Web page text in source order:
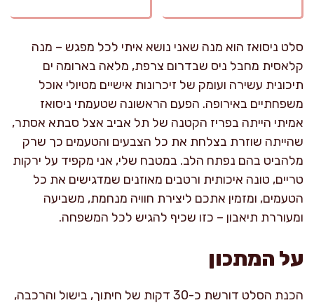
סלט ניסואז הוא מנה שאני נושא איתי לכל מפגש – מנה
קלאסית מחבל ניס שבדרום צרפת, מלאה בארומה ים
תיכונית עשירה ועומק של זיכרונות אישיים מטיולי אוכל
משפחתיים באירופה. הפעם הראשונה שטעמתי ניסואז
אמיתי הייתה בפריז הקטנה של תל אביב אצל סבתא אסתר,
שהייתה שוזרת בצלחת את כל הצבעים והטעמים כך שרק
מלהביט בהם נפתח הלב. במטבח שלי, אני מקפיד על ירקות
טריים, טונה איכותית ורטבים מאוזנים שמדגישים את כל
הטעמים, ומזמין אתכם ליצירת חוויה מנחמת, משביעה
ומעוררת תיאבון – כזו שכיף להגיש לכל המשפחה.
על המתכון
הכנת הסלט דורשת כ-30 דקות של חיתוך, בישול והרכבה,